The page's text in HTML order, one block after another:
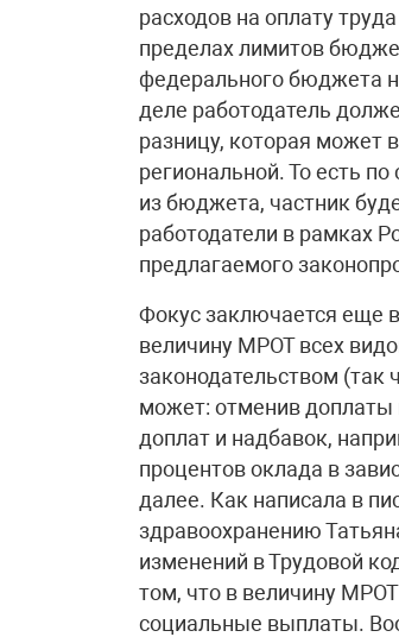
расходов на оплату
пределах лимитов
федерального бюджета
деле работодатель
разницу, которая может
региональной. То есть
из бюджета, частник
работодатели в рамках
предлагаемого
Фокус заключается еще
величину МРОТ всех
законодательством (так
может: отменив доплаты
доплат и надбавок,
процентов оклада в
далее. Как написала в
здравоохранению
изменений в Трудовой
том, что в величину
социальные выплаты.